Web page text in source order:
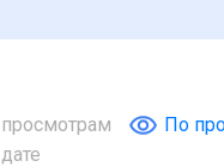
По